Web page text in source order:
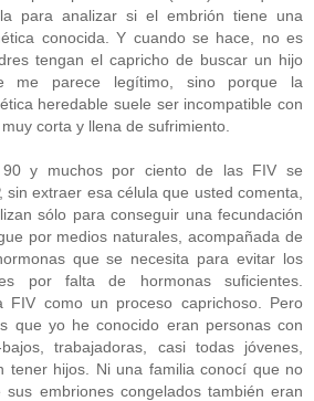
para analizar si el embrión tiene una
conocida. Y cuando se hace, no es
tengan el capricho de buscar un hijo
me parece legítimo, sino porque la
heredable suele ser incompatible con
corta y llena de sufrimiento.
y muchos por ciento de las FIV se
sin extraer esa célula que usted comenta,
sólo para conseguir una fecundación
por medios naturales, acompañada de
que se necesita para evitar los
por falta de hormonas suficientes.
FIV como un proceso caprichoso. Pero
que yo he conocido eran personas con
trabajadoras, casi todas jóvenes,
tener hijos. Ni una familia conocí que no
sus embriones congelados también eran